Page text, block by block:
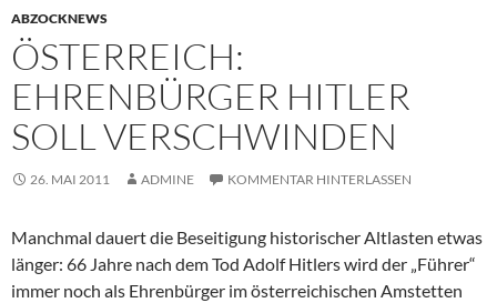
ABZOCKNEWS
ÖSTERREICH:
EHRENBÜRGER HITLER
SOLL VERSCHWINDEN
26. MAI 2011 ADMINE KOMMENTAR HINTERLASSEN
Manchmal dauert die Beseitigung historischer Altlasten etwas
länger: 66 Jahre nach dem Tod Adolf Hitlers wird der „Führer“
immer noch als Ehrenbürger im österreichischen Amstetten